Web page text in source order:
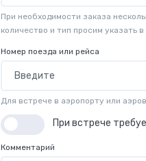
При необходимости заказа
количество и тип просим указать
Номер поезда или рейса
Для встрече в аэропорту или
При встрече
Комментарий